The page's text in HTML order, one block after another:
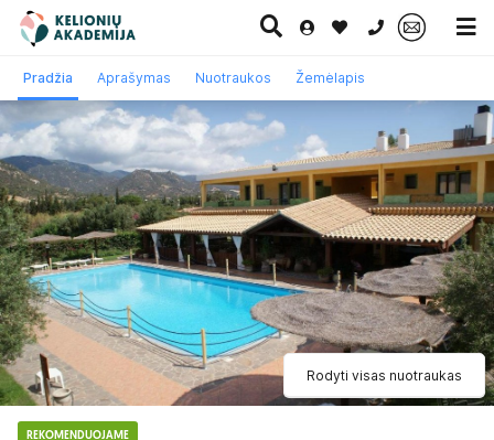
0 700 11007
Paskutinė
minutė
Pažintinės
kelionės
Egzotinės
kelionės
Kruizai
Rodyti visas nuotraukas
REKOMENDUOJAME
Pradžia Aprašymas Nuotraukos Žemėlapis